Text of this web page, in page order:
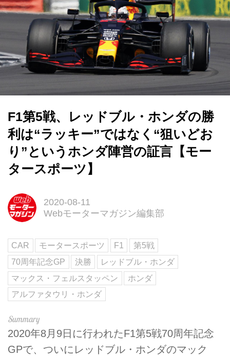
F1第5戦、レッドブル・ホンダの勝
利は“ラッキー”ではなく“狙いどお
り”というホンダ陣営の証言【モー
タースポーツ】
2020-08-11
Webモーターマガジン編集部
CAR モータースポーツ F1
第5戦
70周年記念GP
決勝
レッドブル・ホンダ
マックス・フェルスタッペン
ホンダ
アルファタウリ・ホンダ
2020年8月9日に行われたF1第5戦70周年記念
GPで、ついにレッドブル・ホンダのマック